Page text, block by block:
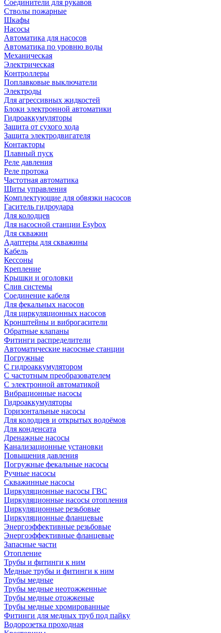
Соединители для рукавов
Стволы пожарные
Шкафы
Насосы
Автоматика для насосов
Автоматика по уровню воды
Механическая
Электрическая
Контроллеры
Поплавковые выключатели
Электроды
Для агрессивных жидкостей
Блоки электронной автоматики
Гидроаккумуляторы
Защита от сухого хода
Защита электродвигателя
Контакторы
Плавный пуск
Реле давления
Реле протока
Частотная автоматика
Щиты управления
Комплектующие для обвязки насосов
Гаситель гидроудара
Для колодцев
Для насосной станции Esybox
Для скважин
Адаптеры для скважины
Кабель
Кессоны
Крепление
Крышки и оголовки
Слив системы
Соединение кабеля
Для фекальных насосов
Для циркуляционных насосов
Кронштейны и виброгасители
Обратные клапаны
Фитинги распределители
Автоматические насосные станции
Погружные
С гидроаккумулятором
С частотным преобразователем
С электронной автоматикой
Вибрационные насосы
Гидроаккумуляторы
Горизонтальные насосы
Для колодцев и открытых водоёмов
Для конденсата
Дренажные насосы
Канализационные установки
Повышения давления
Погружные фекальные насосы
Ручные насосы
Скважинные насосы
Циркуляционные насосы ГВС
Циркуляционные насосы отопления
Циркуляционные резьбовые
Циркуляционные фланцевые
Энергоэффективные резьбовые
Энергоэффективные фланцевые
Запасные части
Отопление
Трубы и фитинги к ним
Медные трубы и фитинги к ним
Трубы медные
Трубы медные неотожженные
Трубы медные отожженые
Трубы медные хромированные
Фитинги для медных труб под пайку
Водорозетка проходная